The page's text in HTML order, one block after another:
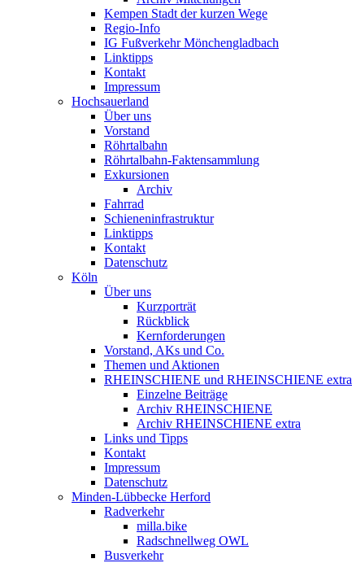
Kempen Stadt der kurzen Wege
Regio-Info
IG Fußverkehr Mönchengladbach
Linktipps
Kontakt
Impressum
Hochsauerland
Über uns
Vorstand
Röhrtalbahn
Röhrtalbahn-Faktensammlung
Exkursionen
Archiv
Fahrrad
Schieneninfrastruktur
Linktipps
Kontakt
Datenschutz
Köln
Über uns
Kurzporträt
Rückblick
Kernforderungen
Vorstand, AKs und Co.
Themen und Aktionen
RHEINSCHIENE und RHEINSCHIENE extra
Einzelne Beiträge
Archiv RHEINSCHIENE
Archiv RHEINSCHIENE extra
Links und Tipps
Kontakt
Impressum
Datenschutz
Minden-Lübbecke Herford
Radverkehr
milla.bike
Radschnellweg OWL
Busverkehr